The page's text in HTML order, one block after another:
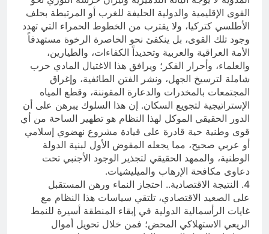
القوى الإقليمية والدولية الحليفة للغرب أو المرتبطة بحلف
الأطلسي كتركيا، ولا يقترب من الخطوط الحمراء التي تهدد
وجود تلك القوى، بل ينكفئ نحو الخاصرة الرخوة مستهدفاً
الأمة العراقية والعربية وتحديداً الكفاءات، والطيارين،
والعلماء، وأحرار الفكر؛ ويرافق هذا الاغتيال المادي حرب
شاملة لترسيخ الجهل، ونشر الفتن الطائفية، وإغراق
المجتمعات بالمخدرات والدعارة المقوننة، وقطع المياه
الإستراتيجية لتجويع السكان. إن هذا السلوك يبرهن على أن
الدور الحقيقي الموكل لهذا النظام هو تطهير الساحة من أي
قوى وطنية حية قادرة على قيادة مشروع نهضوي إسلامي
أو عربي صحيح، مما يجعله المقوض الأول لبنية الدولة
الوطنية، والممهد الحقيقي لتجذير الوجود الأجنبي تحت
دعاوى مكافحة الإرهاب والميليشيات.
4. النتيجة الاقتصادية.. احتجاز النماء ورهن المستقبل
على الصعيد الاقتصادي، تلتقي سياسات هذا النظام مع
غايات الرأسمالية الدولية في إبقاء المنطقة أسيرة للنمط
الريعي الاستهلاكي المحض؛ فمن خلال تحويل أموال